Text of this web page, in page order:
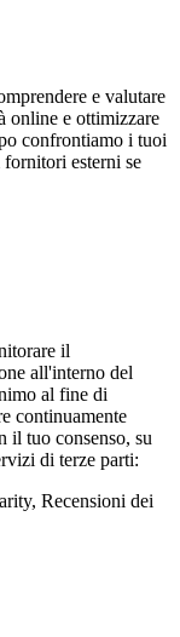
e valutare
online e ottimizzare
confrontiamo i tuoi
esterni se
il
all'interno del
al fine di
continuamente
il tuo consenso, su
di terze parti:
Recensioni dei